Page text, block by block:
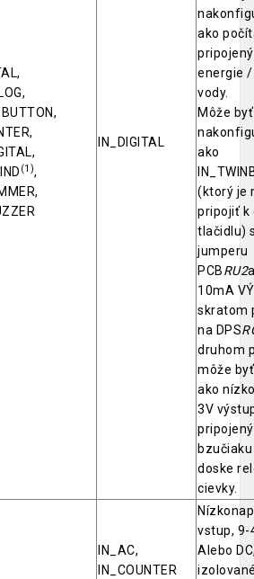
(1),
IN_DIGITAL
ako
energie
vody.
Môže byť
ako
(ktorý je
pripojiť k
tlačidlu)
jumperu
PCBRU2
10mA
skratom
na DPS
druhom
môže
ako
3V
doske
cievky.
IN_AC,
IN_COUNTER
vstup, 9-
Alebo